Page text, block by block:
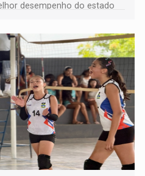
desempenho do estado